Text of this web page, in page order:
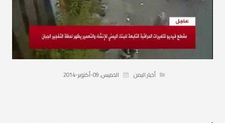
أخبار اليمن الخميس, 09-أكتوبر-2014